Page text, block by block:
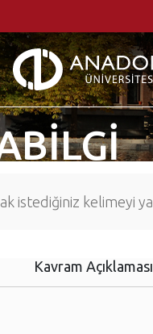
Kavram Açıklaması